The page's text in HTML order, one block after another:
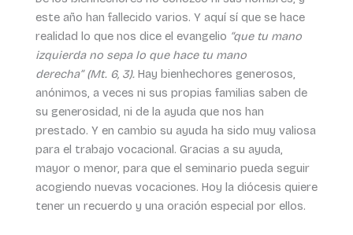
este año han fallecido varios. Y aquí sí que se hace
realidad lo que nos dice el evangelio “que tu mano
izquierda no sepa lo que hace tu mano
derecha” (Mt. 6, 3).Hay bienhechores generosos,
anónimos, a veces ni sus propias familias saben de
su generosidad, ni de la ayuda que nos han
prestado. Y en cambio su ayuda ha sido muy valiosa
para el trabajo vocacional. Gracias a su ayuda,
mayor o menor, para que el seminario pueda seguir
acogiendo nuevas vocaciones. Hoy la diócesis quiere
tener un recuerdo y una oración especial por ellos.